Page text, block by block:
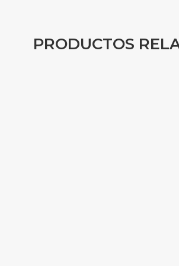
PRODUCTOS